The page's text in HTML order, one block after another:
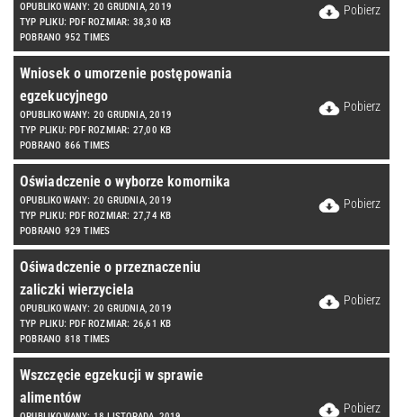
OPUBLIKOWANY: 20 GRUDNIA, 2019
TYP PLIKU: PDF ROZMIAR: 38,30 KB
POBRANO 952 TIMES
Pobierz
Wniosek o umorzenie postępowania
egzekucyjnego
OPUBLIKOWANY: 20 GRUDNIA, 2019
TYP PLIKU: PDF ROZMIAR: 27,00 KB
POBRANO 866 TIMES
Pobierz
Oświadczenie o wyborze komornika
OPUBLIKOWANY: 20 GRUDNIA, 2019
TYP PLIKU: PDF ROZMIAR: 27,74 KB
POBRANO 929 TIMES
Pobierz
Ośiwadczenie o przeznaczeniu
zaliczki wierzyciela
OPUBLIKOWANY: 20 GRUDNIA, 2019
TYP PLIKU: PDF ROZMIAR: 26,61 KB
POBRANO 818 TIMES
Pobierz
Wszczęcie egzekucji w sprawie
alimentów
Pobierz